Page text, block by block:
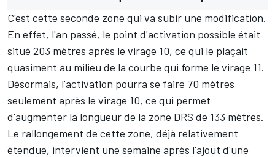
C'est cette seconde zone qui va subir une modification.
En effet, l'an passé, le point d'activation possible était
situé 203 mètres après le virage 10, ce qui le plaçait
quasiment au milieu de la courbe qui forme le virage 11.
Désormais, l'activation pourra se faire 70 mètres
seulement après le virage 10, ce qui permet
d'augmenter la longueur de la zone DRS de 133 mètres.
Le rallongement de cette zone, déjà relativement
étendue, intervient une semaine après l'ajout d'une